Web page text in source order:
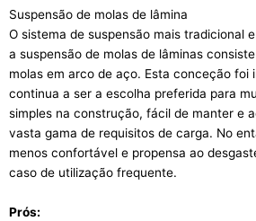
Suspensão de molas de lâmina
O sistema de suspensão mais tradicional
a suspensão de molas de lâminas
molas em arco de aço. Esta conceção foi
continua a ser a escolha preferida para
simples na construção, fácil de manter e
vasta gama de requisitos de carga. No
menos confortável e propensa ao
caso de utilização frequente.
Prós: